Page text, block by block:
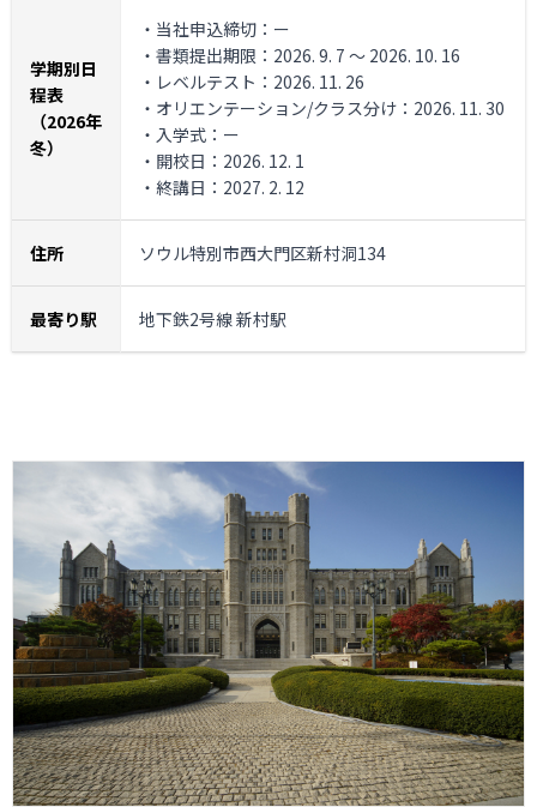
学期別日
程表
（2026年
冬）
・当社申込締切：ー
・書類提出期限：2026. 9. 7 ～ 2026. 10. 16
・レベルテスト：2026. 11. 26
・オリエンテーション/クラス分け：2026. 11. 30
・入学式：ー
・開校日：2026. 12. 1
・終講日：2027. 2. 12
住所 ソウル特別市西大門区新村洞134
最寄り駅 地下鉄2号線 新村駅